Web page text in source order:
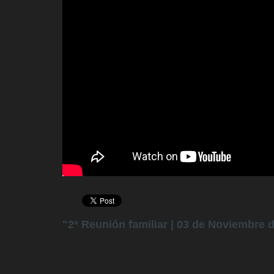
"2ª Reunión familiar | 03 de Noviembre